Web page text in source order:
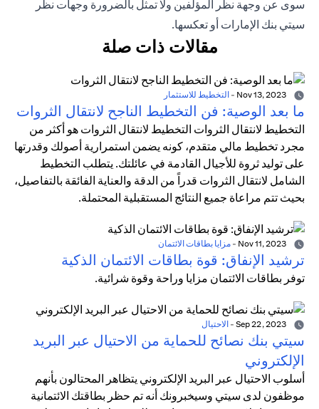
سوى عن وجهة نظر المؤلفين ولا تمثل بالضرورة وجهات نظر
سيتي بنك الإمارات أو تعكسها.
مقالات ذات صلة
- التخطيط للاستثمار
ما بعد الوصية: فن التخطيط الناجح لانتقال الثروات
التخطيط لانتقال الثروات التخطيط لانتقال الثروات هو أكثر من
مجرد تخطيط مالي متقدم، كونه يضمن استمرارية أصولك وقدرتها
على توليد ثروة للأجيال القادمة في عائلتك. يتطلب التخطيط
الشامل لانتقال الثروات قدراً من الدقة والعناية الفائقة بالتفاصيل،
بحيث تتم مراعاة جميع النتائج المستقبلية المحتملة.
- مزايا بطاقات الائتمان
ترشيد الإنفاق: قوة بطاقات الائتمان الذكية
توفر بطاقات الائتمان مزايا وراحة وقوة شرائية.
- الاحتيال
سيتي بنك نصائح للحماية من الاحتيال عبر البريد
الإلكتروني
أسلوب الاحتيال عبر البريد الإلكتروني يتظاهر المحتالون بأنهم
موظفون لدى سيتي وسيخبرونك أنه تم حظر بطاقتك الائتمانية